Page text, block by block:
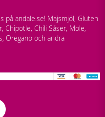
på andale.se! Majsmjöl, Gluten
Chipotle, Chili Såser, Mole,
Oregano och andra